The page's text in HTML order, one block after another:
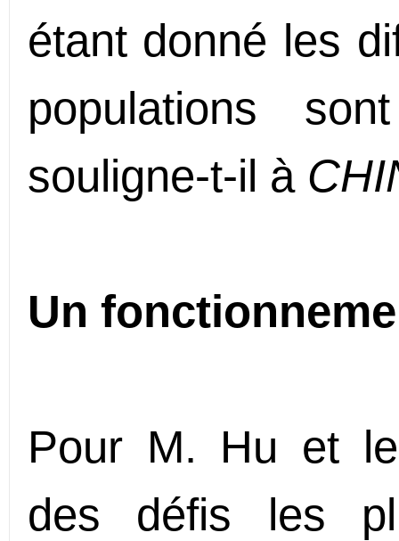
étant donné les
populations
souligne-t-il à
Un
Pour M. Hu et
des défis les